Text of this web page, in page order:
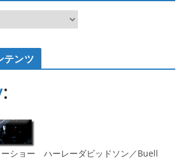
テンツ
:
ショー ハーレーダビッドソン／Buell